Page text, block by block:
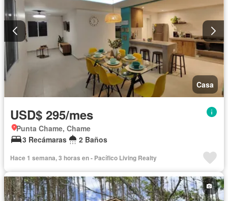
Casa
USD$ 295/mes
Punta Chame, Chame
3 Recámaras
2 Baños
Hace 1 semana, 3 horas en - Pacífico Living Realty